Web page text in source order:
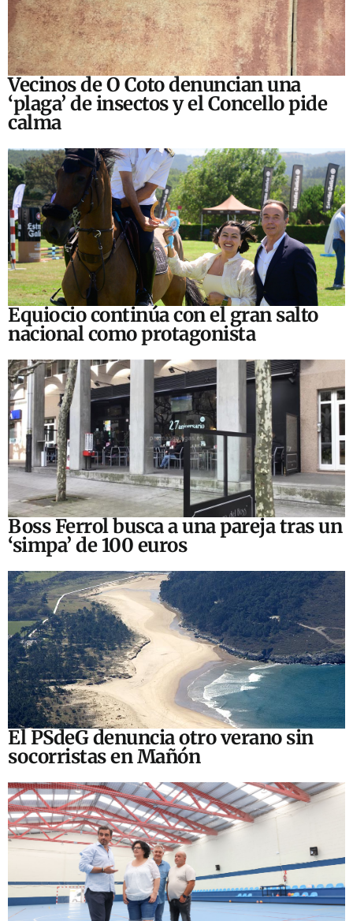
Vecinos de O Coto denuncian una
‘plaga’ de insectos y el Concello pide
calma
Equiocio continúa con el gran salto
nacional como protagonista
Boss Ferrol busca a una pareja tras un
‘simpa’ de 100 euros
El PSdeG denuncia otro verano sin
socorristas en Mañón